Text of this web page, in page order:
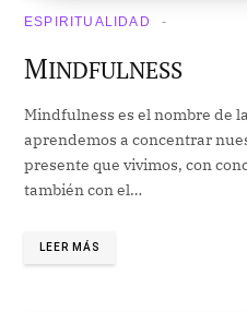
ESPIRITUALIDAD
MINDFULNESS
Mindfulness es el nombre de
aprendemos a concentrar
presente que vivimos, con
también con el…
LEER MÁS